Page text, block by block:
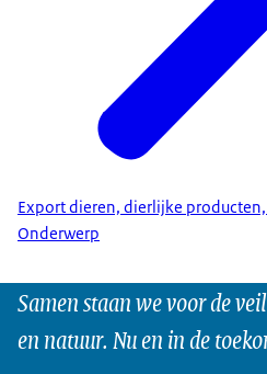
Export dieren, dierlijke
Onderwerp
Samen staan we voor de
en natuur. Nu en in de